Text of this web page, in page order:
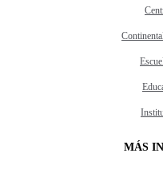
MÁS